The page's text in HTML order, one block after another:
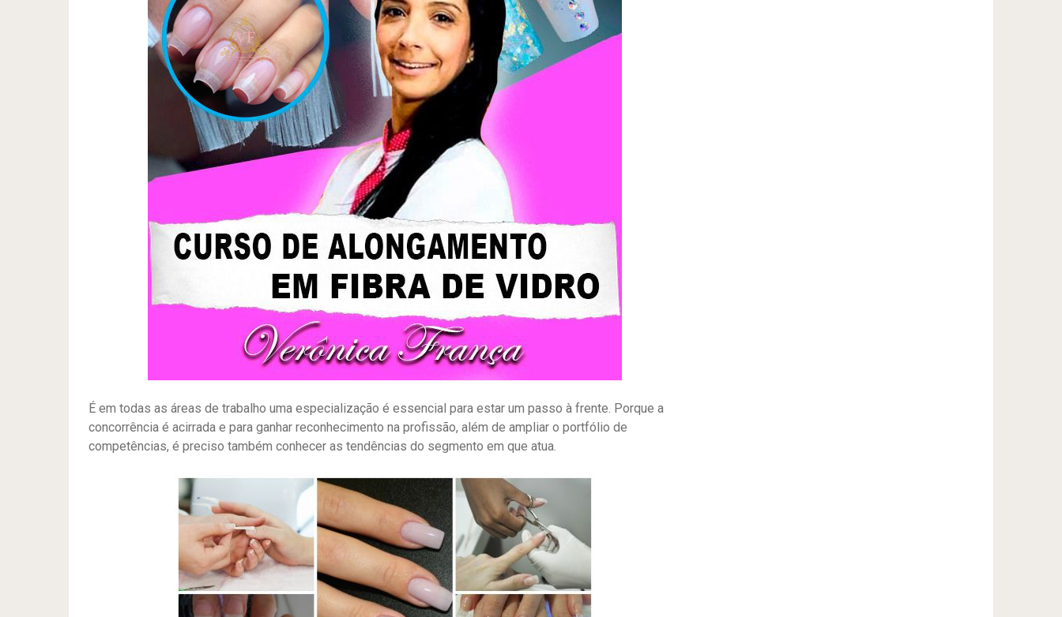
É em todas as áreas de trabalho uma especialização é essencial para estar um passo à frente. Porque a
concorrência é acirrada e para ganhar reconhecimento na profissão, além de ampliar o portfólio de
competências, é preciso também conhecer as tendências do segmento em que atua.